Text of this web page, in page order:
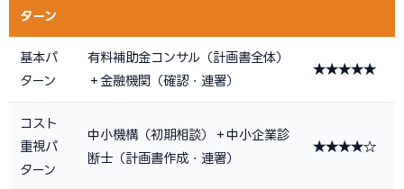
ターン
基本パ
ターン
有料補助金コンサル（計画書全体）
＋金融機関（確認・連署）
★★★★★
コスト
重視パ
ターン
中小機構（初期相談）＋中小企業診
断士（計画書作成・連署）
★★★★☆